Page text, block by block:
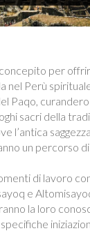
per
nel Perù
Paqo,
sacri della
l’antica
un percorso
di lavoro
e
la loro